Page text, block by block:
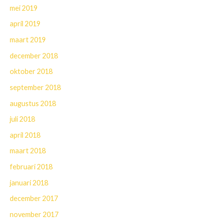
mei 2019
april 2019
maart 2019
december 2018
oktober 2018
september 2018
augustus 2018
juli 2018
april 2018
maart 2018
februari 2018
januari 2018
december 2017
november 2017